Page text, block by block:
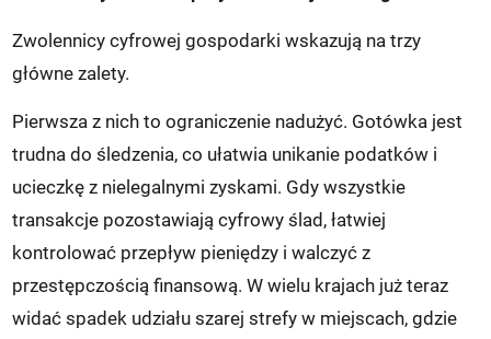
Zwolennicy cyfrowej gospodarki wskazują na trzy
główne zalety.
Pierwsza z nich to ograniczenie nadużyć. Gotówka jest
trudna do śledzenia, co ułatwia unikanie podatków i
ucieczkę z nielegalnymi zyskami. Gdy wszystkie
transakcje pozostawiają cyfrowy ślad, łatwiej
kontrolować przepływ pieniędzy i walczyć z
przestępczością finansową. W wielu krajach już teraz
widać spadek udziału szarej strefy w miejscach, gdzie